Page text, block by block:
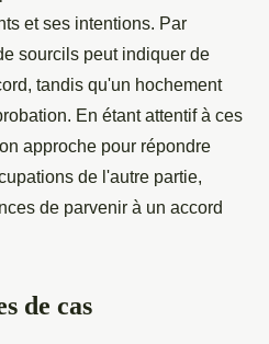
et ses intentions. Par
sourcils peut indiquer de
tandis qu'un hochement
En étant attentif à ces
approche pour répondre
de l'autre partie,
de parvenir à un accord
de cas